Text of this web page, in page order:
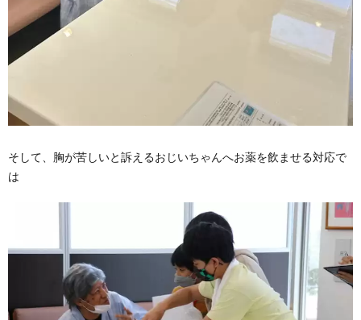
そして、胸が苦しいと訴えるおじいちゃんへお薬を飲ませる対応で
は